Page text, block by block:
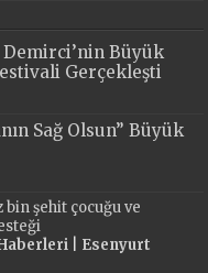
Demirci’nin Büyük
Gerçekleşti
Sağ Olsun” Büyük
bin şehit çocuğu ve
| Esenyurt